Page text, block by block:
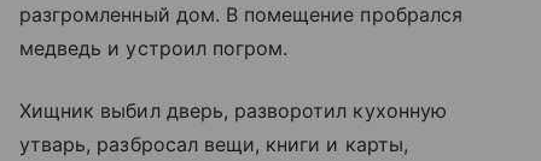
разгромленный дом. В помещение пробрался
медведь и устроил погром.
Хищник выбил дверь, разворотил кухонную
утварь, разбросал вещи, книги и карты,